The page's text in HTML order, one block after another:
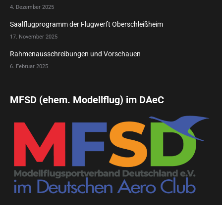
4. Dezember 2025
Saalflugprogramm der Flugwerft Oberschleißheim
17. November 2025
Rahmenausschreibungen und Vorschauen
6. Februar 2025
MFSD (ehem. Modellflug) im DAeC